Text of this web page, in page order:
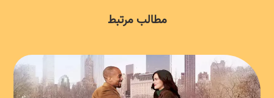
مطالب مرتبط